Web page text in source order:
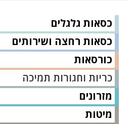
כסאות גלגלים
כסאות רחצה ושירותים
כורסאות
כריות וחגורות תמיכה
מזרונים
מיטות